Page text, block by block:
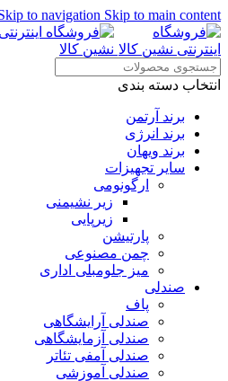
to navigation Skip to main content
انتخاب دسته بندی
برند آرتمن
برند انرژی
برند ویهان
سایر تجهیزات
ارگونومی
زیر نشیمنی
زیرپایی
پارتیشن
چمن مصنوعی
میز جلومبلی اداری
صندلی
پاف
صندلی آرایشگاهی
صندلی آزمایشگاهی
صندلی آمفی تئاتر
صندلی آموزشی